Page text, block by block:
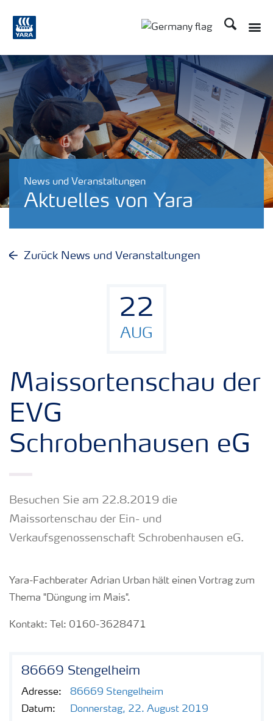
Suchen
News und Veranstaltungen
Aktuelles von Yara
Zurück News und Veranstaltungen
22
AUG
Maissortenschau der
EVG
Schrobenhausen eG
Besuchen Sie am 22.8.2019 die
Maissortenschau der Ein- und
Verkaufsgenossenschaft Schrobenhausen eG.
Yara-Fachberater Adrian Urban hält einen Vortrag zum
Thema "Düngung im Mais".
Kontakt: Tel: 0160-3628471
86669 Stengelheim
Adresse:
86669 Stengelheim
Datum:
Donnerstag, 22. August 2019